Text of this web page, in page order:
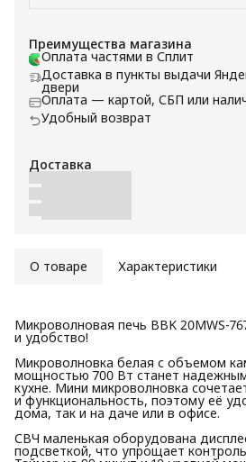
Преимущества магазина
Оплата частями в Сплит
Доставка в пункты выдачи
двери
Оплата — картой, СБП или
Удобный возврат
Доставка
О товаре Характеристики
Микроволновая печь BBK 20MWS-
и удобство!
Микроволновка белая с объемом
мощностью 700 Вт станет
кухне. Мини микроволновка
и функциональность, поэтому её
дома, так и на даче или в офисе.
СВЧ маленькая оборудована
подсветкой, что упрощает